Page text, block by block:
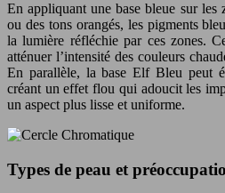
En appliquant une base bleue sur les
ou des tons orangés, les pigments
la lumière réfléchie par ces zones.
atténuer l’intensité des couleurs
En parallèle, la base Elf Bleu peut
créant un effet flou qui adoucit les
un aspect plus lisse et uniforme.
Types de peau et